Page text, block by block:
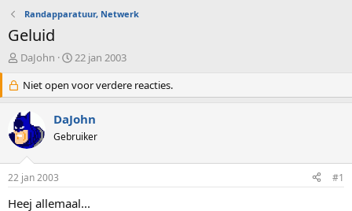
Randapparatuur, Netwerk
Geluid
O
d
e
r
w
e
p
s
t
DaJohn
S
a
r
d
a
m
22 jan 2003
Niet open voor verdere reacties.
DaJohn
Gebruiker
22 jan 2003 #1
Heej allemaal...